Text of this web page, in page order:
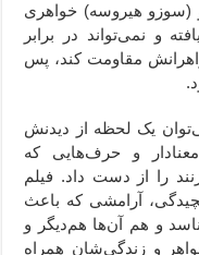
(سوزو هیروسه) خواهری
و نمی‌تواند در برابر
مقاومت کند، پس
یک لحظه از دیدنش
و حرف‌هایی که
را از دست داد. فیلم
آرامشی که باعث
و هم آن‌ها هم‌دیگر و
و زندگی‌شان همراه